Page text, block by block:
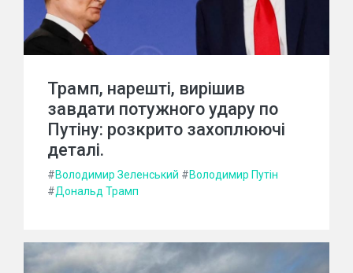
Трамп, нарешті, вирішив
завдати потужного удару по
Путіну: розкрито захоплюючі
деталі.
#Володимир Зеленський #Володимир Путін
#Дональд Трамп